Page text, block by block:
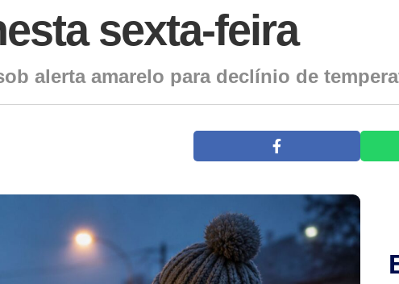
sexta-feira
alerta amarelo para declínio de